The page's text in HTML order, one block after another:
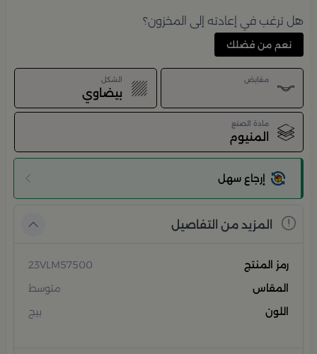
هل ترغب في إعادته إلى المخزون؟
نعم من فضلك
مقابض الشكل
بيضاوي
مادة الصنع
المنيوم
إرجاع سهل
المزيد من التفاصيل
رمز المنتج
23VLM57500
المقاس
متوسط
اللون
بيج